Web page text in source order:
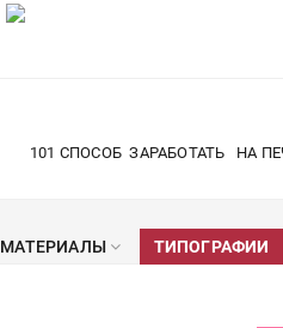
101 СПОСОБ ЗАРАБОТАТЬ НА
МАТЕРИАЛЫ ТИПОГРАФИИ